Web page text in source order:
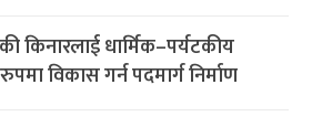
किनारलाई धार्मिक–पर्यटकीय
विकास गर्न पदमार्ग निर्माण